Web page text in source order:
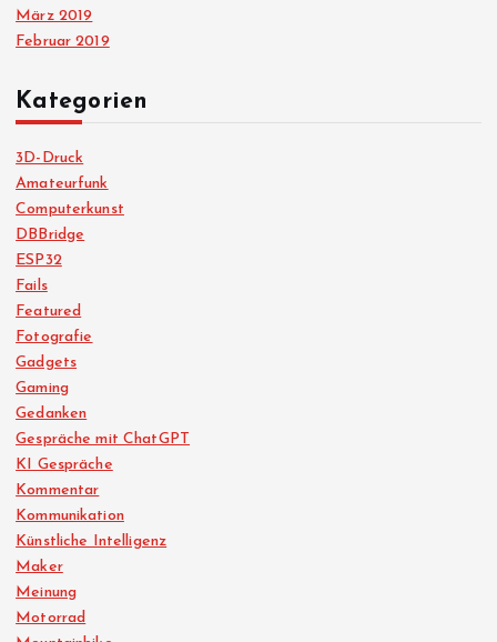
März 2019
Februar 2019
Kategorien
3D-Druck
Amateurfunk
Computerkunst
DBBridge
ESP32
Fails
Featured
Fotografie
Gadgets
Gaming
Gedanken
Gespräche mit ChatGPT
KI Gespräche
Kommentar
Kommunikation
Künstliche Intelligenz
Maker
Meinung
Motorrad